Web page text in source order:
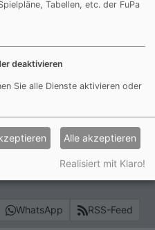
WhatsApp RSS-Feed
Tabellen, etc. der FuPa
deaktivieren
Sie alle Dienste aktivieren oder
Alle akzeptieren
Realisiert mit Klaro!